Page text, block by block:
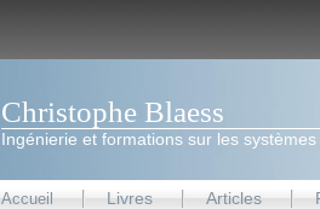
Christophe Blaess
Ingénierie et formations sur les
Accueil Livres Articles